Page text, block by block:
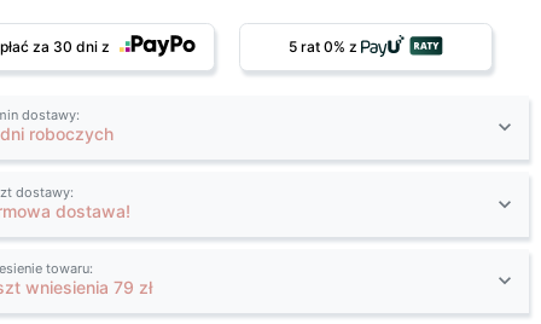
za 30 dni z 5 rat 0% z
dostawy:
roboczych
dostawy:
dostawa!
towaru:
wniesienia 79 zł